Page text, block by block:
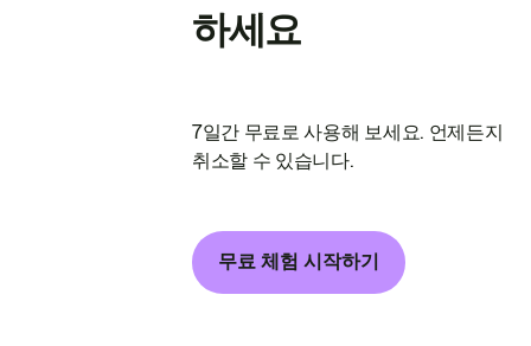
하세요
7일간 무료로 사용해 보세요. 언제든지
취소할 수 있습니다.
무료 체험 시작하기